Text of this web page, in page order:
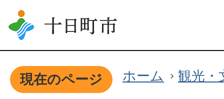
現在のページ ホーム 観光・